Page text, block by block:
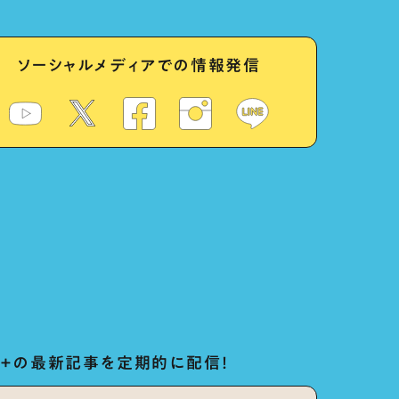
ソーシャルメディアでの情報発信
の最新記事を定期的に配信！